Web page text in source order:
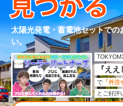
太陽光発電・蓄電池セットで
い。
『え
で 「外
とご好評